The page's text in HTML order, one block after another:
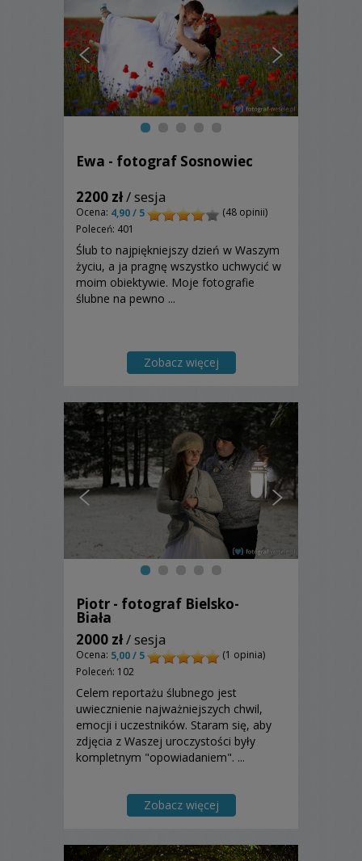
Ewa - fotograf Sosnowiec
2200 zł/ sesja
Ocena: 4,90 / 5
(48 opinii)
Poleceń: 401
Ślub to najpiękniejszy dzień w Waszym
życiu, a ja pragnę wszystko uchwycić w
moim obiektywie. Moje fotografie
ślubne na pewno ...
Zobacz więcej
Piotr - fotograf Bielsko-
Biała
2000 zł/ sesja
Ocena: 5,00 / 5
(1 opinia)
Poleceń: 102
Celem reportażu ślubnego jest
uwiecznienie najważniejszych chwil,
emocji i uczestników. Staram się, aby
zdjęcia z Waszej uroczystości były
kompletnym "opowiadaniem". ...
Zobacz więcej